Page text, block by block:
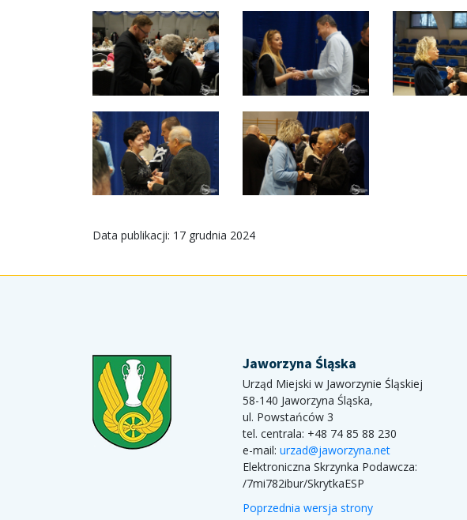
Data publikacji: 17 grudnia 2024
Jaworzyna Śląska
Urząd Miejski w Jaworzynie Śląskiej
58-140 Jaworzyna Śląska,
ul. Powstańców 3
tel. centrala: +48 74 85 88 230
e-mail: urzad@jaworzyna.net
Elektroniczna Skrzynka Podawcza:
/7mi782ibur/SkrytkaESP
Poprzednia wersja strony